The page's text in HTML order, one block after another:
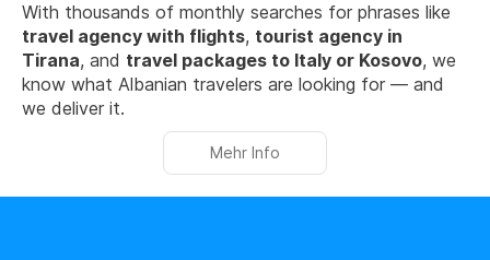
With thousands of monthly searches for phrases like
travel agency with flights, tourist agency in
Tirana, and travel packages to Italy or Kosovo, we
know what Albanian travelers are looking for — and
we deliver it.
Mehr Info